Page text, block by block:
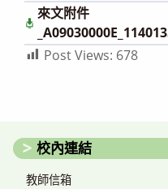
來文附件
Post Views: 678
校內連結
教師信箱